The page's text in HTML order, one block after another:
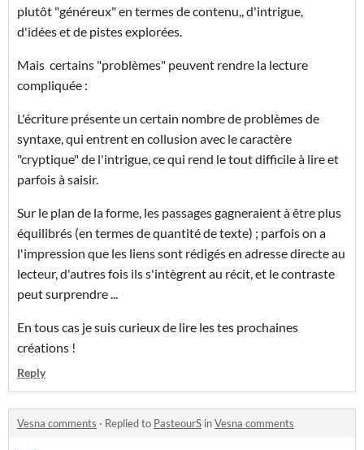
plutôt "généreux" en termes de contenu,, d'intrigue,
d'idées et de pistes explorées.
Mais certains "problèmes" peuvent rendre la lecture
compliquée :
L'écriture présente un certain nombre de problèmes de
syntaxe, qui entrent en collusion avec le caractère
"cryptique" de l'intrigue, ce qui rend le tout difficile à lire et
parfois à saisir.
Sur le plan de la forme, les passages gagneraient à être plus
équilibrés (en termes de quantité de texte) ; parfois on a
l'impression que les liens sont rédigés en adresse directe au
lecteur, d'autres fois ils s'intègrent au récit, et le contraste
peut surprendre ...
En tous cas je suis curieux de lire les tes prochaines
créations !
Reply
Vesna comments · Replied to PasteourS inVesna comments